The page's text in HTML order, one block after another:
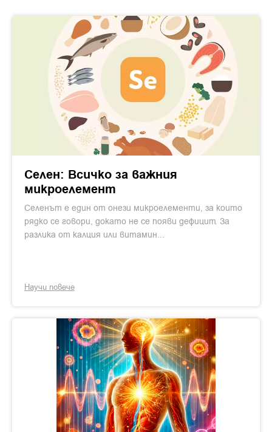
Селен: Всичко за важния
микроелемент
Селенът е един от онези микроелементи, за които
рядко се говори, докато не се появи дефицит. За
разлика от калция или витамин...
Научи повече